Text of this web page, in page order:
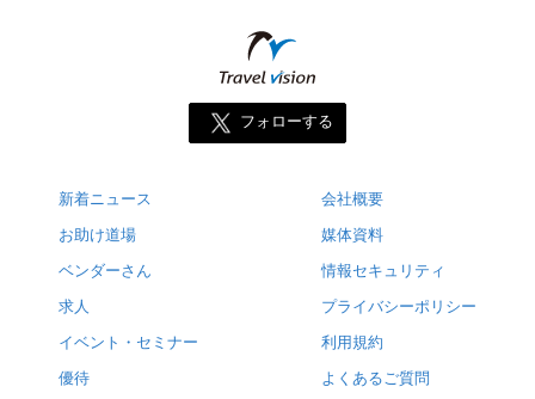
フォローする
新着ニュース
お助け道場
ベンダーさん
求人
イベント・セミナー
優待
会社概要
媒体資料
情報セキュリティ
プライバシーポリシー
利用規約
よくあるご質問